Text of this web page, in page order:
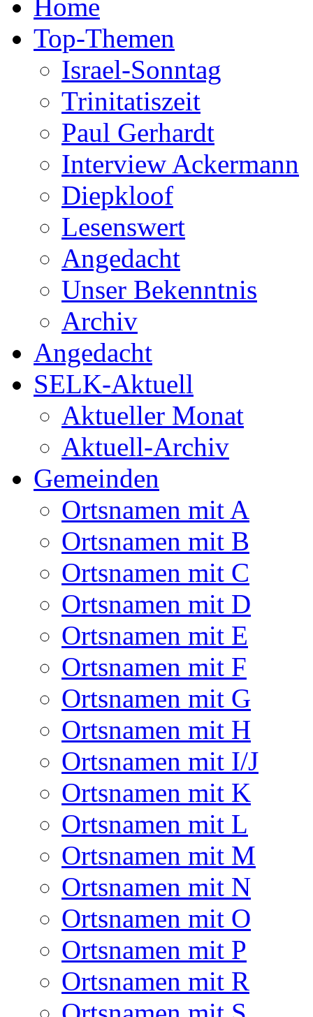
Home
Top-Themen
Israel-Sonntag
Trinitatiszeit
Paul Gerhardt
Interview Ackermann
Diepkloof
Lesenswert
Angedacht
Unser Bekenntnis
Archiv
Angedacht
SELK-Aktuell
Aktueller Monat
Aktuell-Archiv
Gemeinden
Ortsnamen mit A
Ortsnamen mit B
Ortsnamen mit C
Ortsnamen mit D
Ortsnamen mit E
Ortsnamen mit F
Ortsnamen mit G
Ortsnamen mit H
Ortsnamen mit I/J
Ortsnamen mit K
Ortsnamen mit L
Ortsnamen mit M
Ortsnamen mit N
Ortsnamen mit O
Ortsnamen mit P
Ortsnamen mit R